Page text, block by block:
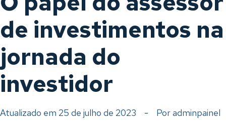
de investimentos na
jornada do
investidor
Atualizado em 25 de julho de 2023 - Poradminpainel